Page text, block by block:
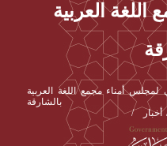
العربية
أمناء مجمع اللغة العربية
بالشارقة
أخبار